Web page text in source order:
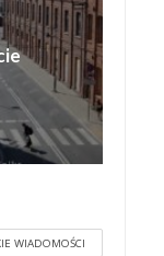
WIADOMOŚCI